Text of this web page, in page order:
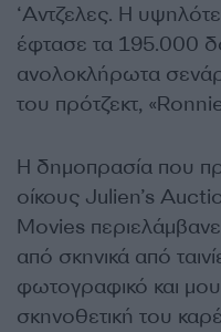
‘Αντζελες. Η
έφτασε τα 195.000
ανολοκλήρωτα
του πρότζεκτ,
Η δημοπρασία που
οίκους Julien’s
Movies
από σκηνικά από
φωτογραφικό και
σκηνοθετική του